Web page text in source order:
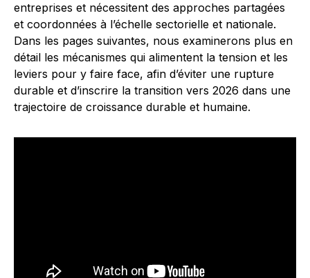
entreprises et nécessitent des approches partagées
et coordonnées à l’échelle sectorielle et nationale.
Dans les pages suivantes, nous examinerons plus en
détail les mécanismes qui alimentent la tension et les
leviers pour y faire face, afin d’éviter une rupture
durable et d’inscrire la transition vers 2026 dans une
trajectoire de croissance durable et humaine.